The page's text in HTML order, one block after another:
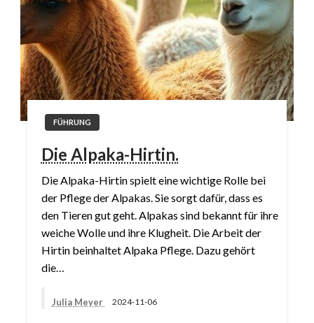
FÜHRUNG
Die Alpaka-Hirtin.
Die Alpaka-Hirtin spielt eine wichtige Rolle bei
der Pflege der Alpakas. Sie sorgt dafür, dass es
den Tieren gut geht. Alpakas sind bekannt für ihre
weiche Wolle und ihre Klugheit. Die Arbeit der
Hirtin beinhaltet Alpaka Pflege. Dazu gehört
die…
Julia Meyer 2024-11-06